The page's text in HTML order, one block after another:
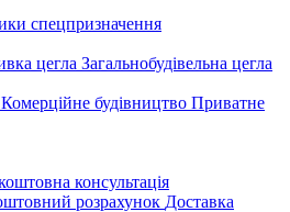
спецпризначення
цегла Загальнобудівельна цегла
Комерційне будівництво Приватне
консультація
розрахунок Доставка